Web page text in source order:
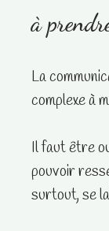
à
La
complexe à
Il faut être
pouvoir
surtout, se